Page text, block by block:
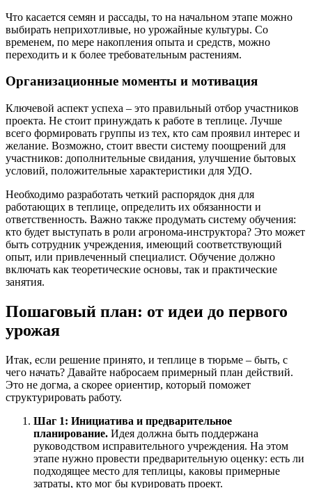
Что касается семян и рассады, то на начальном этапе можно
выбирать неприхотливые, но урожайные культуры. Со
временем, по мере накопления опыта и средств, можно
переходить и к более требовательным растениям.
Организационные моменты и мотивация
Ключевой аспект успеха – это правильный отбор участников
проекта. Не стоит принуждать к работе в теплице. Лучше
всего формировать группы из тех, кто сам проявил интерес и
желание. Возможно, стоит ввести систему поощрений для
участников: дополнительные свидания, улучшение бытовых
условий, положительные характеристики для УДО.
Необходимо разработать четкий распорядок дня для
работающих в теплице, определить их обязанности и
ответственность. Важно также продумать систему обучения:
кто будет выступать в роли агронома-инструктора? Это может
быть сотрудник учреждения, имеющий соответствующий
опыт, или привлеченный специалист. Обучение должно
включать как теоретические основы, так и практические
занятия.
Пошаговый план: от идеи до первого
урожая
Итак, если решение принято, и теплице в тюрьме – быть, с
чего начать? Давайте набросаем примерный план действий.
Это не догма, а скорее ориентир, который поможет
структурировать работу.
Шаг 1: Инициатива и предварительное
планирование. Идея должна быть поддержана
руководством исправительного учреждения. На этом
этапе нужно провести предварительную оценку: есть ли
подходящее место для теплицы, каковы примерные
затраты, кто мог бы курировать проект.